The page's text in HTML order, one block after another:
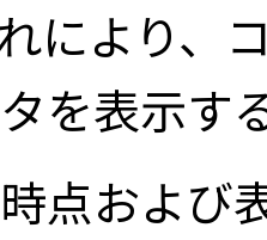
により、
を表示す
点および